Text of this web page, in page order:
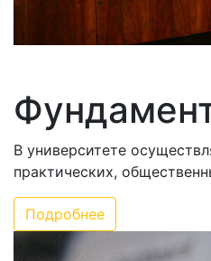
В университете
практических,
Подробнее